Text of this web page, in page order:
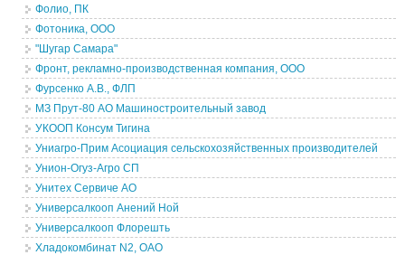
Фолио, ПК
Фотоника, ООО
"Шугар Самара"
Фронт, рекламно-производственная компания, ООО
Фурсенко А.В., ФЛП
МЗ Прут-80 АО Машиностроительный завод
УКООП Консум Тигина
Униагро-Прим Асоциация сельскохозяйственных производителей
Унион-Огуз-Агро СП
Унитех Сервиче АО
Универсалкооп Анений Ной
Универсалкооп Флорешть
Хладокомбинат N2, ОАО